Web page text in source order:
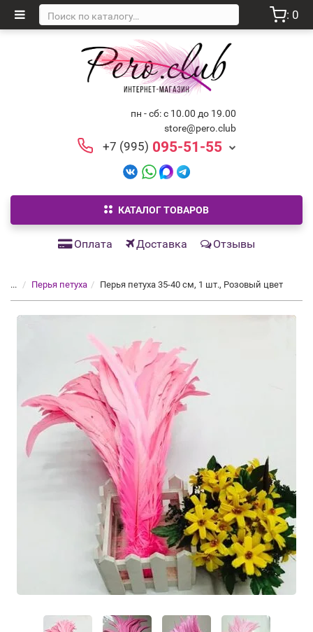
: 0
пн - сб: с 10.00 до 19.00
store@pero.club
+7 (995) 095-51-55
КАТАЛОГ ТОВАРОВ
Оплата Доставка Отзывы
... Перья петуха Перья петуха 35-40 см, 1 шт., Розовый цвет